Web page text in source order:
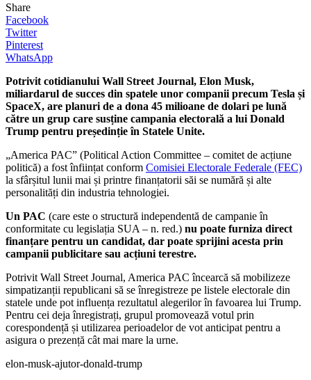
Share
Facebook
Twitter
Pinterest
WhatsApp
Potrivit cotidianului Wall Street Journal, Elon Musk,
miliardarul de succes din spatele unor companii precum Tesla și
SpaceX, are planuri de a dona 45 milioane de dolari pe lună
către un grup care susține campania electorală a lui Donald
Trump pentru președinție în Statele Unite.
„America PAC” (Political Action Committee – comitet de acțiune
politică) a fost înființat conform Comisiei Electorale Federale (FEC)
la sfârșitul lunii mai și printre finanțatorii săi se numără și alte
personalități din industria tehnologiei.
Un PAC (care este o structură independentă de campanie în
conformitate cu legislația SUA – n. red.) nu poate furniza direct
finanțare pentru un candidat, dar poate sprijini acesta prin
campanii publicitare sau acțiuni terestre.
Potrivit Wall Street Journal, America PAC încearcă să mobilizeze
simpatizanții republicani să se înregistreze pe listele electorale din
statele unde pot influența rezultatul alegerilor în favoarea lui Trump.
Pentru cei deja înregistrați, grupul promovează votul prin
corespondență și utilizarea perioadelor de vot anticipat pentru a
asigura o prezență cât mai mare la urne.
elon-musk-ajutor-donald-trump